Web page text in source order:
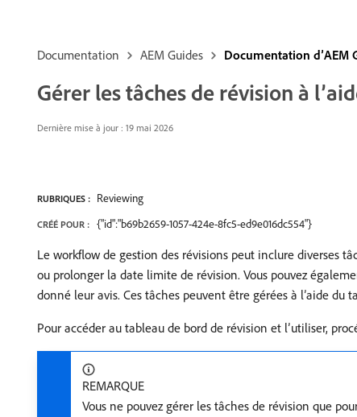
Documentation AEM Guides Documentation d’AEM
Gérer les tâches de révision à
Dernière mise à jour : 19 mai 2026
RUBRIQUES : Reviewing
CRÉÉ POUR : {"id":"b69b2659-1057-424e-8fc5-ed9e016dc554"}
Le workflow de gestion des révisions peut inclure diverses
ou prolonger la date limite de révision. Vous pouvez
donné leur avis. Ces tâches peuvent être gérées à l’aide du
Pour accéder au tableau de bord de révision et l’utiliser,
REMARQUE
Vous ne pouvez gérer les tâches de révision que